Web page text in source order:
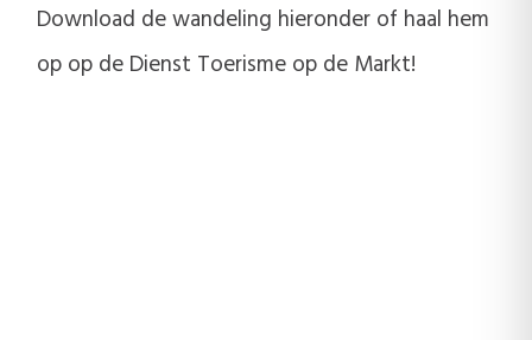
Download de wandeling hieronder of haal hem
op op de Dienst Toerisme op de Markt!